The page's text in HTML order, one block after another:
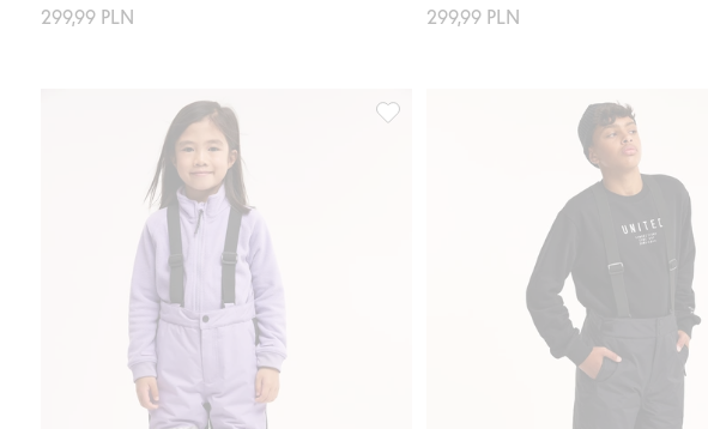
299,99 PLN 299,99 PLN
Spodnie narciarskie Kaxs Proxtec, Dodaj